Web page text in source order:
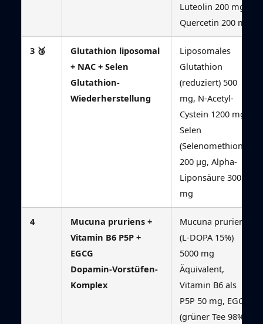
Luteolin 200 mg,
Quercetin 200 mg
3 🥉
Glutathion liposomal
+ NAC + Selen
Glutathion-
Wiederherstellung
Liposomales
Glutathion
(reduziert) 500
mg, N-Acetyl-
Cystein 1200 mg,
Selen
(Selenomethionin)
200 µg, Alpha-
Liponsäure 300
mg
4
Mucuna pruriens +
Vitamin B6 P5P +
EGCG
Dopamin-Vorstüfen-
Komplex
Mucuna pruriens
(L-DOPA 15%)
5000 mg
Äquivalent,
Vitamin B6 als
P5P 50 mg, EGCG
(grüner Tee 98%)